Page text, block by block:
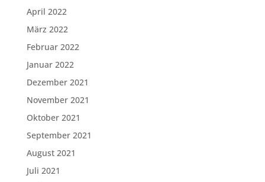
April 2022
März 2022
Februar 2022
Januar 2022
Dezember 2021
November 2021
Oktober 2021
September 2021
August 2021
Juli 2021